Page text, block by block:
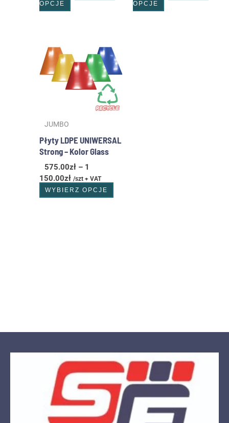
OPCJE
OPCJE
JUMBO
Płyty LDPE UNIWERSAL
Strong – Kolor Glass
575.00zł – 1
150.00zł
od
575.00zł
do
1
150.00zł
/szt + VAT
WYBIERZ OPCJE
ma
wiele
Opcje
można
wybrać
stronie